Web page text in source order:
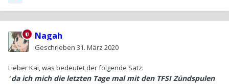
Nagah
Geschrieben 31. März 2020
Lieber Kai, was bedeutet der folgende Satz:
"da ich mich die letzten Tage mal mit den TFSI Zündspulen